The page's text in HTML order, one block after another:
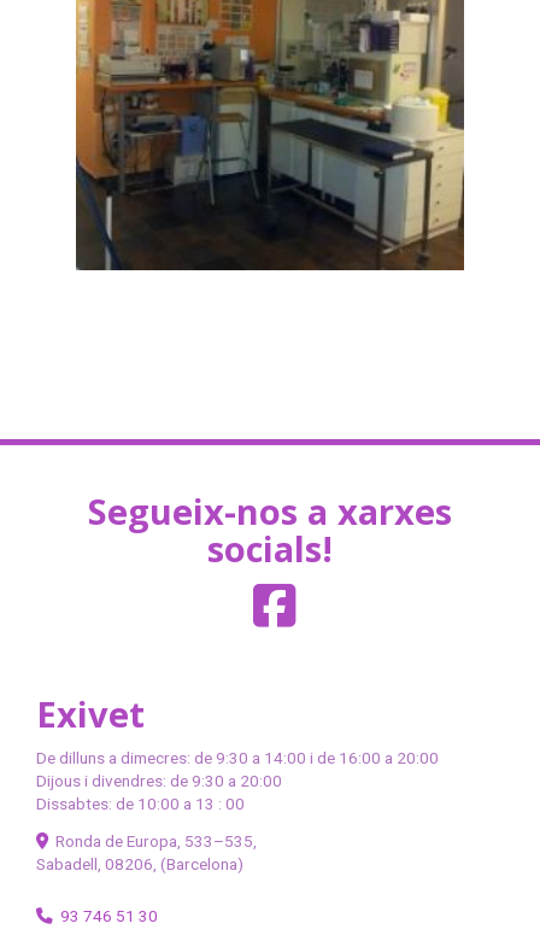
Segueix-nos a xarxes
socials!
Exivet
De dilluns a dimecres: de 9:30 a 14:00 i de 16:00 a 20:00
Dijous i divendres: de 9:30 a 20:00
Dissabtes: de 10:00 a 13 : 00
Ronda de Europa, 533–535,
Sabadell, 08206, (Barcelona)
93 746 51 30